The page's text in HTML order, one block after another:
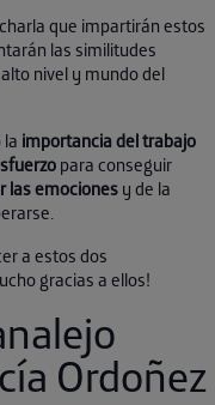
que impartirán estos
las similitudes
nivel y mundo del
importancia del trabajo
para conseguir
las emociones y de la
a estos dos
gracias a ellos!
Ordoñez